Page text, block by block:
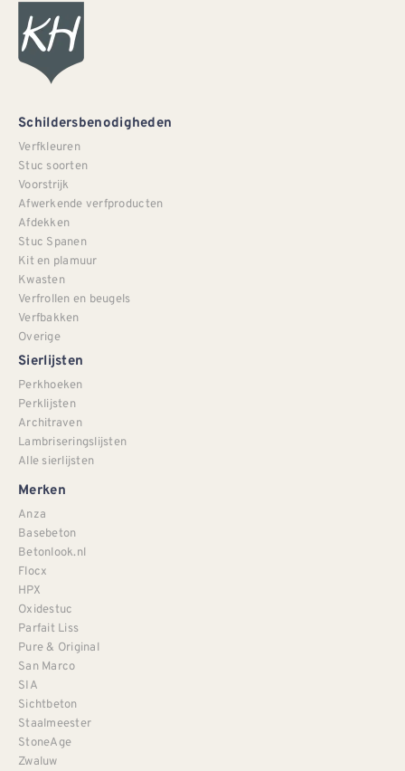
Schildersbenodigheden
Verfkleuren
Stuc soorten
Voorstrijk
Afwerkende verfproducten
Afdekken
Stuc Spanen
Kit en plamuur
Kwasten
Verfrollen en beugels
Verfbakken
Overige
Sierlijsten
Perkhoeken
Perklijsten
Architraven
Lambriseringslijsten
Alle sierlijsten
Merken
Anza
Basebeton
Betonlook.nl
Flocx
HPX
Oxidestuc
Parfait Liss
Pure & Original
San Marco
SIA
Sichtbeton
Staalmeester
StoneAge
Zwaluw